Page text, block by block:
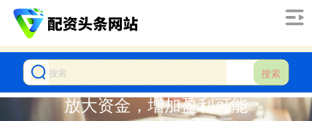
搜索
放大资金，增加盈利可能